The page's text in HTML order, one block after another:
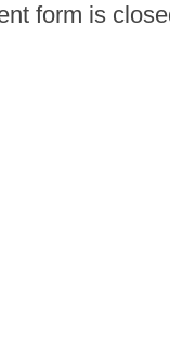
form is